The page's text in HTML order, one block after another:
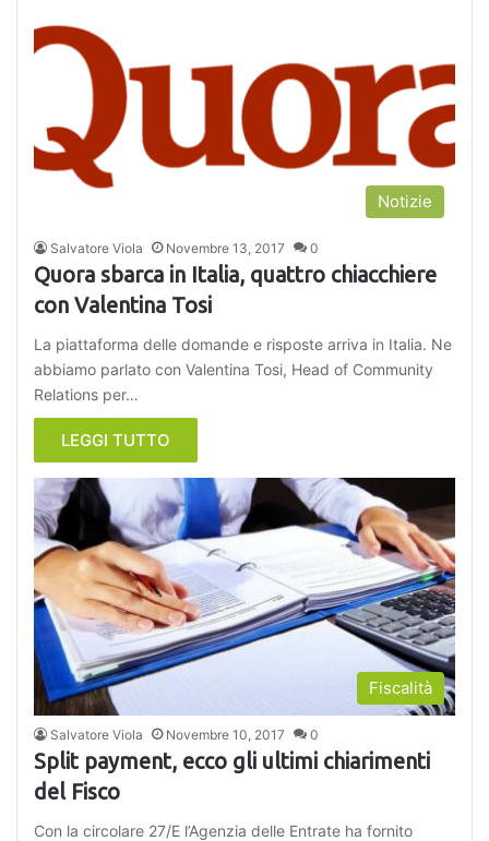
Notizie
Salvatore Viola Novembre 13, 2017 0
Quora sbarca in Italia, quattro chiacchiere
con Valentina Tosi
La piattaforma delle domande e risposte arriva in Italia. Ne
abbiamo parlato con Valentina Tosi, Head of Community
Relations per…
LEGGI TUTTO
Fiscalità
Salvatore Viola Novembre 10, 2017 0
Split payment, ecco gli ultimi chiarimenti
del Fisco
Con la circolare 27/E l’Agenzia delle Entrate ha fornito